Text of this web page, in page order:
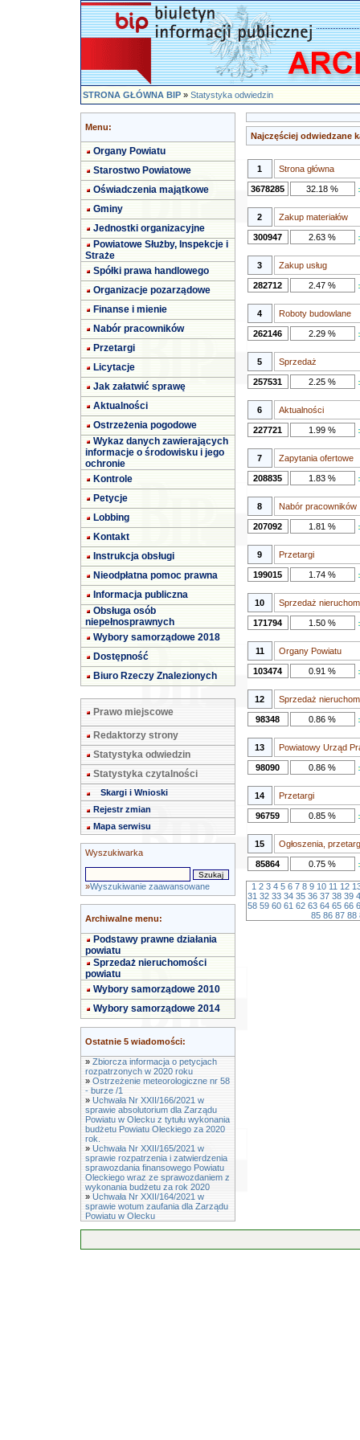
STRONA GŁÓWNA BIP»Statystyka odwiedzin
Menu:
Organy Powiatu
Starostwo Powiatowe
Oświadczenia majątkowe
Gminy
Jednostki organizacyjne
Powiatowe Służby, Inspekcje i
Straże
Spółki prawa handlowego
Organizacje pozarządowe
Finanse i mienie
Nabór pracowników
Przetargi
Licytacje
Jak załatwić sprawę
Aktualności
Ostrzeżenia pogodowe
Wykaz danych zawierających
informacje o środowisku i jego
ochronie
Kontrole
Petycje
Lobbing
Kontakt
Instrukcja obsługi
Nieodpłatna pomoc prawna
Informacja publiczna
Obsługa osób
niepełnosprawnych
Wybory samorządowe 2018
Dostępność
Biuro Rzeczy Znalezionych
Prawo miejscowe
Redaktorzy strony
Statystyka odwiedzin
Statystyka czytalności
Skargi i Wnioski
Rejestr zmian
Mapa serwisu
Wyszukiwarka
»Wyszukiwanie zaawansowane
Archiwalne menu:
Podstawy prawne działania
powiatu
Sprzedaż nieruchomości
powiatu
Wybory samorządowe 2010
Wybory samorządowe 2014
Ostatnie 5 wiadomości:
» Zbiorcza informacja o petycjach
rozpatrzonych w 2020 roku
» Ostrzeżenie meteorologiczne nr 58
- burze /1
» Uchwała Nr XXII/166/2021 w
sprawie absolutorium dla Zarządu
Powiatu w Olecku z tytułu wykonania
budżetu Powiatu Oleckiego za 2020
rok.
» Uchwała Nr XXII/165/2021 w
sprawie rozpatrzenia i zatwierdzenia
sprawozdania finansowego Powiatu
Oleckiego wraz ze sprawozdaniem z
wykonania budżetu za rok 2020
» Uchwała Nr XXII/164/2021 w
sprawie wotum zaufania dla Zarządu
Powiatu w Olecku
Najczęściej odwiedzane
1 Strona główna
3678285 32.18 %
2 Zakup materiałów
300947 2.63 %
3 Zakup usług
282712 2.47 %
4 Roboty budowlane
262146 2.29 %
5 Sprzedaż
257531 2.25 %
6 Aktualności
227721 1.99 %
7 Zapytania ofertowe
208835 1.83 %
8 Nabór pracowników
207092 1.81 %
9 Przetargi
199015 1.74 %
10 Sprzedaż
171794 1.50 %
11 Organy Powiatu
103474 0.91 %
12 Sprzedaż
98348 0.86 %
13 Powiatowy Urząd
98090 0.86 %
14 Przetargi
96759 0.85 %
15 Ogłoszenia,
85864 0.75 %
1 2 3 4 5 6 7 8 9 10 11 12
31 32 33 34 35 36 37 38 39
58 59 60 61 62 63 64 65 66
85 86 87 88